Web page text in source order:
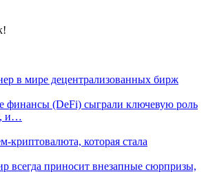
в мире децентрализованных бирж
финансы (DeFi) сыграли ключевую роль
и…
криптовалюта, которая стала
всегда приносит внезапные сюрпризы,